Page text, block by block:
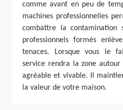
comme avant en peu de
machines professionnelles
combattre la contamination
professionnels formés
tenaces. Lorsque vous le
service rendra la zone
agréable et vivable. Il
la valeur de votre maison.